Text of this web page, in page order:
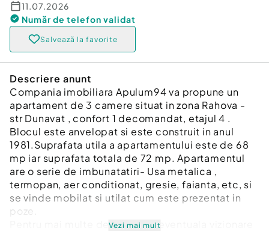
11.07.2026
Număr de telefon validat
Salvează la favorite
Descriere anunt
Compania imobiliara Apulum94 va propune un
apartament de 3 camere situat in zona Rahova -
str Dunavat , confort 1 decomandat, etajul 4 .
Blocul este anvelopat si este construit in anul
1981.Suprafata utila a apartamentului este de 68
mp iar suprafata totala de 72 mp. Apartamentul
are o serie de imbunatatiri- Usa metalica ,
termopan, aer conditionat, gresie, faianta, etc, si
se vinde mobilat si utilat cum este prezentat in
poze.
Pentru mai multe detalii sau o eventuala vizionare
Vezi mai mult